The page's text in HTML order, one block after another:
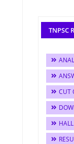
TNPSC
CUT